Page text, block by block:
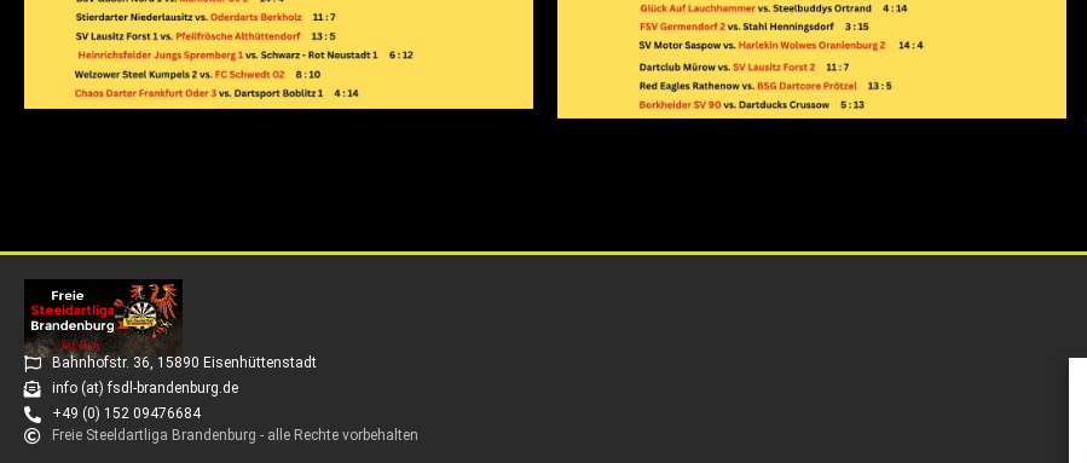
Bahnhofstr. 36, 15890 Eisenhüttenstadt
info (at) fsdl-brandenburg.de
+49 (0) 152 09476684
Freie Steeldartliga Brandenburg - alle Rechte vorbehalten